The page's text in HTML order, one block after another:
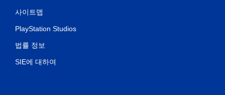
사이트맵
PlayStation Studios
법률 정보
SIE에 대하여